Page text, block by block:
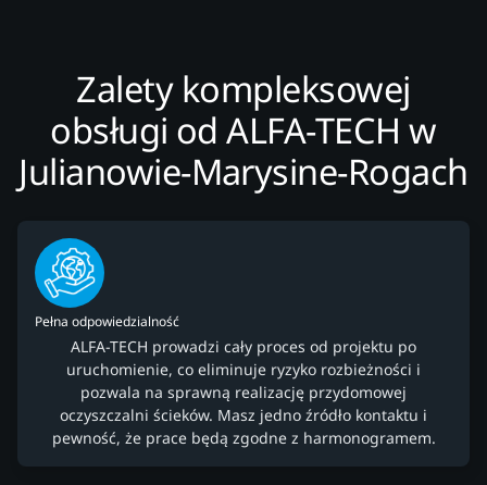
Zalety kompleksowej
obsługi od ALFA-TECH w
Julianowie-Marysine-Rogach
Pełna odpowiedzialność
ALFA-TECH prowadzi cały proces od projektu po
uruchomienie, co eliminuje ryzyko rozbieżności i
pozwala na sprawną realizację przydomowej
oczyszczalni ścieków. Masz jedno źródło kontaktu i
pewność, że prace będą zgodne z harmonogramem.